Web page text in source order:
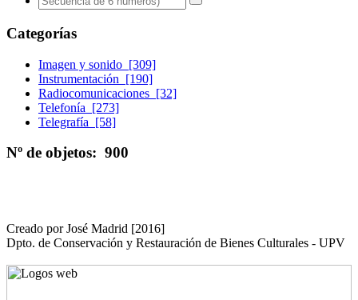
Categorías
Imagen y sonido [309]
Instrumentación [190]
Radiocomunicaciones [32]
Telefonía [273]
Telegrafía [58]
Nº de objetos: 900
Creado por José Madrid [2016]
Dpto. de Conservación y Restauración de Bienes Culturales - UPV